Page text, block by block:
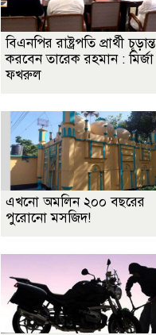
বিএনপির রাষ্ট্রপতি প্রার্থী চূড়ান্ত
করবেন তারেক রহমান : মির্জা
ফখরুল
এখনো অমলিন ২০০ বছরের
পুরোনো মসজিদ!